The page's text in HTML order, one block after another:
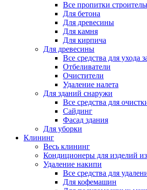
Все пропитки
Для бетона
Для древесины
Для камня
Для кирпича
Для древесины
Все средства для ухода
Отбеливатели
Очистители
Удаление налета
Для зданий снаружи
Все средства для
Сайдинг
Фасад здания
Для уборки
Клининг
Весь клининг
Кондиционеры для изделий
Удаление накипи
Все средства для
Для кофемашин